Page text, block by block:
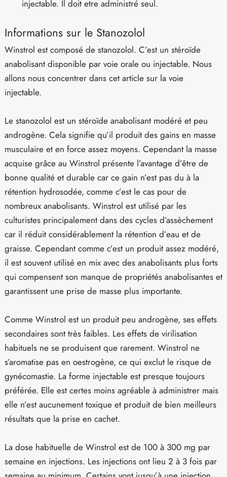
injectable. Il doit etre administré seul.
Informations sur le Stanozolol
Winstrol est composé de stanozolol. C’est un stéroïde
anabolisant disponible par voie orale ou injectable. Nous
allons nous concentrer dans cet article sur la voie
injectable.
Le stanozolol est un stéroïde anabolisant modéré et peu
androgène. Cela signifie qu’il produit des gains en masse
musculaire et en force assez moyens. Cependant la masse
acquise grâce au Winstrol présente l’avantage d’être de
bonne qualité et durable car ce gain n’est pas du à la
rétention hydrosodée, comme c’est le cas pour de
nombreux anabolisants. Winstrol est utilisé par les
culturistes principalement dans des cycles d’assèchement
car il réduit considérablement la rétention d’eau et de
graisse. Cependant comme c’est un produit assez modéré,
il est souvent utilisé en mix avec des anabolisants plus forts
qui compensent son manque de propriétés anabolisantes et
garantissent une prise de masse plus importante.
Comme Winstrol est un produit peu androgène, ses effets
secondaires sont très faibles. Les effets de virilisation
habituels ne se produisent que rarement. Winstrol ne
s’aromatise pas en oestrogène, ce qui exclut le risque de
gynécomastie. La forme injectable est presque toujours
préférée. Elle est certes moins agréable à administrer mais
elle n’est aucunement toxique et produit de bien meilleurs
résultats que la prise en cachet.
La dose habituelle de Winstrol est de 100 à 300 mg par
semaine en injections. Les injections ont lieu 2 à 3 fois par